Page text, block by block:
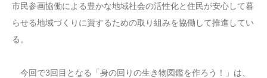
市民参画協働による豊かな地域社会の活性化と住民が安心して暮
らせる地域づくりに資するための取り組みを協働して推進してい
る。
今回で3回目となる「身の回りの生き物図鑑を作ろう！」は、